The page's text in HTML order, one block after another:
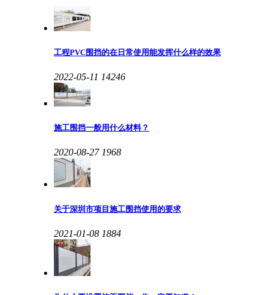
工程PVC围挡的在日常使用能发挥什么样的效果
2022-05-11 14246
施工围挡一般用什么材料？
2020-08-27 1968
关于深圳市项目施工围挡使用的要求
2021-01-08 1884